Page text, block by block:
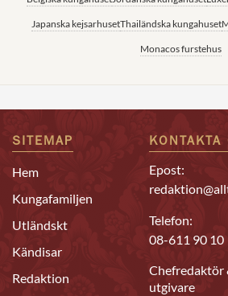
Japanska kejsarhusetThailändska kungahuset
Monacos furstehus
SITEMAP
Hem
Kungafamiljen
Utländskt
Kändisar
Redaktion
KONTAKTA
Epost:
Telefon:
08-611 90 10
Chefredaktör
utgivare